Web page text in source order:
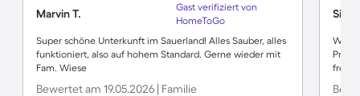
Marvin T.
Gast verifiziert von
HomeToGo
Super schöne Unterkunft im Sauerland! Alles Sauber, alles
funktioniert, also auf hohem Standard. Gerne wieder mit
Fam. Wiese
Bewertet am 19.05.2026 | Familie
Silke
Wir